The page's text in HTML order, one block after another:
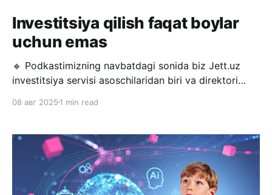
Investitsiya qilish faqat boylar
uchun emas
🔹 Podkastimizning navbatdagi sonida biz Jett.uz
investitsiya servisi asoschilaridan biri va direktori
muhitining buguni va ertasi haqida suhbatlashdik.
almashdik: * Nega ko‘pchilik hali ham investitsiya
qilish haqida ma'lumotga ega emas? * Jett.uz qanday
imkoniyatlar ochmoqda va
08 авг 2025 1 min read